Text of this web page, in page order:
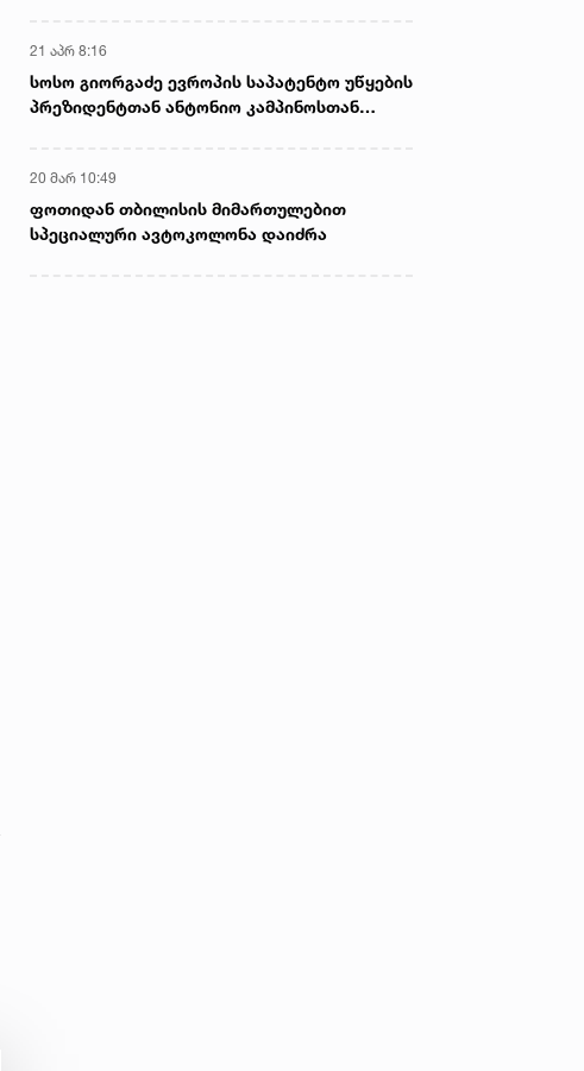
21 აპრ 8:16
სოსო გიორგაძე ევროპის საპატენტო უწყების
პრეზიდენტთან ანტონიო კამპინოსთან
20 მარ 10:49
ფოთიდან თბილისის მიმართულებით
სპეციალური ავტოკოლონა დაიძრა